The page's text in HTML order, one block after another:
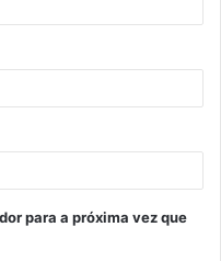
para a próxima vez que